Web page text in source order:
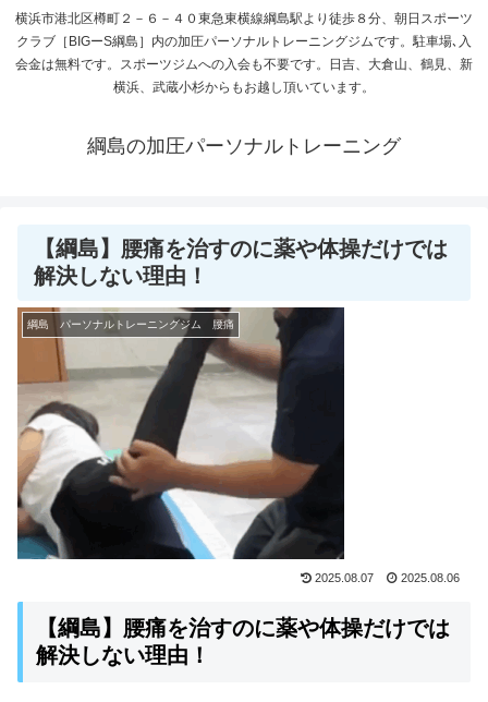
横浜市港北区樽町２－６－４０東急東横線綱島駅より徒歩８分、朝日スポーツ
クラブ［BIGーS綱島］内の加圧パーソナルトレーニングジムです。駐車場､入
会金は無料です。スポーツジムへの入会も不要です。日吉、大倉山、鶴見、新
横浜、武蔵小杉からもお越し頂いています。
綱島の加圧パーソナルトレーニング
【綱島】腰痛を治すのに薬や体操だけでは
解決しない理由！
綱島 パーソナルトレーニングジム 腰痛
2025.08.07 2025.08.06
【綱島】腰痛を治すのに薬や体操だけでは
解決しない理由！